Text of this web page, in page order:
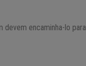
devem encaminha-lo para